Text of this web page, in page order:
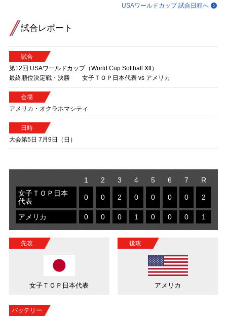
USAワールドカップ 試合日程へ
試合レポート
試合
第12回 USAワールドカップ（World Cup Softball Ⅻ）
最終順位決定戦・決勝 女子ＴＯＰ日本代表 vs アメリカ
会場
アメリカ・オクラホマシティ
日時
大会第5日 7月9日（日）
1 2 3 4 5 6 7
R
女子ＴＯＰ日本
代表
0 0 2 0 0 0 0 2
アメリカ 0 0 0 1 0 0 0 1
先攻
女子ＴＯＰ日本代表
後攻
アメリカ
バッテリー